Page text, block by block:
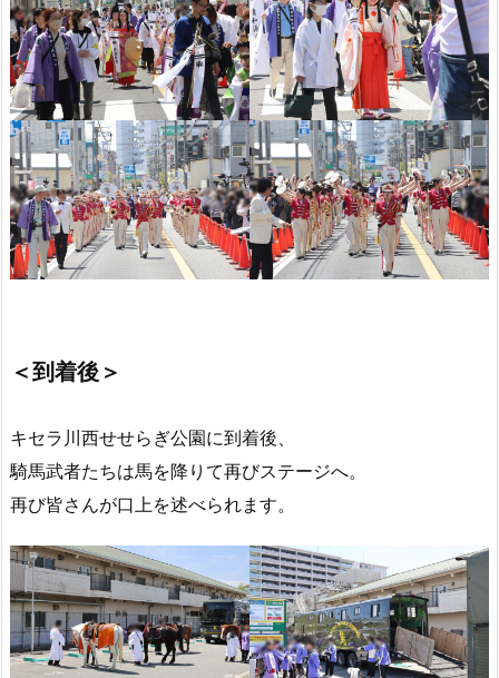
＜到着後＞
キセラ川西せせらぎ公園に到着後、
騎馬武者たちは馬を降りて再びステージへ。
再び皆さんが口上を述べられます。